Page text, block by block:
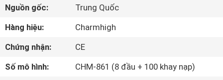
SẢN
PHẨM
Nguồn gốc:
Trung Quốc
Hàng hiệu:
Charmhigh
Chứng nhận:
CE
Số mô hình:
CHM-861 (8 đầu + 100 khay nạp)